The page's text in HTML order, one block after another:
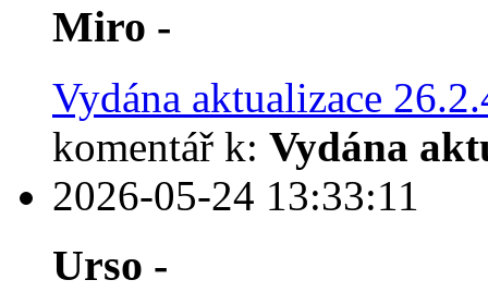
Miro -
Vydána aktualizace
komentář k: Vydána
2026-05-24 13:33:11
Urso -